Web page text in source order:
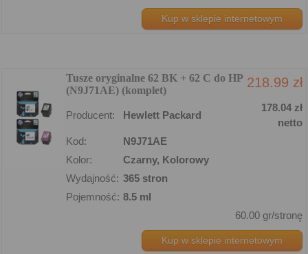
Kup w sklepie internetowym
Tusze oryginalne 62 BK + 62 C do HP
(N9J71AE) (komplet)
218.99 zł
Producent: Hewlett Packard
178.04 zł
netto
Kod:
N9J71AE
Kolor:
Czarny, Kolorowy
Wydajność: 365 stron
Pojemność: 8.5 ml
60.00 gr/stronę
Kup w sklepie internetowym